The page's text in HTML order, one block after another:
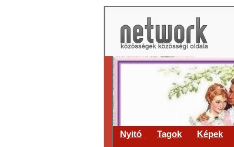
Nyitó Tagok Képek